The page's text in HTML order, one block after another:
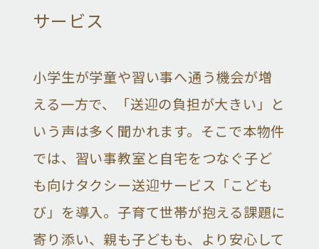
サービス
小学生が学童や習い事へ通う機会が増
える一方で、「送迎の負担が大きい」と
いう声は多く聞かれます。そこで本物件
では、習い事教室と自宅をつなぐ子ど
も向けタクシー送迎サービス「こども
び」を導入。子育て世帯が抱える課題に
寄り添い、親も子どもも、より安心して